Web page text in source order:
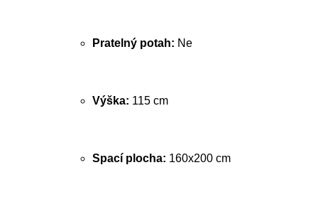
Pratelný potah: Ne
Výška: 115 cm
Spací plocha: 160x200 cm